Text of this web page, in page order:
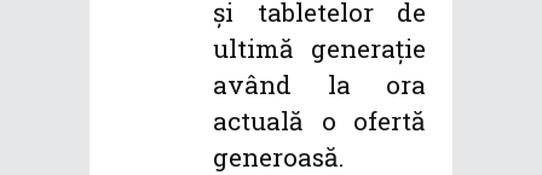
și tabletelor de
ultimă generație
având la ora
actuală o ofertă
generoasă.